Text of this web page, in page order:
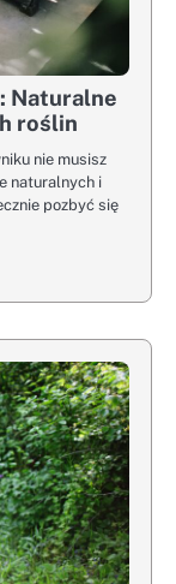
Naturalne
roślin
nie musisz
naturalnych i
pozbyć się